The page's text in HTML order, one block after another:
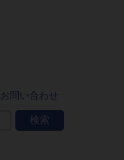
お問い合わせ